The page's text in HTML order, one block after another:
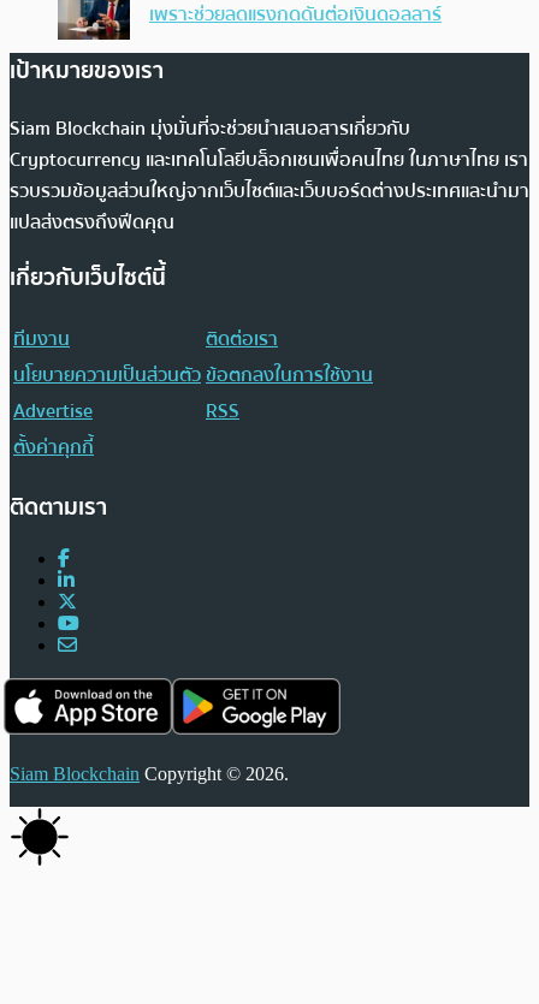
เพราะช่วยลดแรงกดดันต่อเงินดอลลาร์
เป้าหมายของเรา
Siam Blockchain มุ่งมั่นที่จะช่วยนำเสนอสารเกี่ยวกับ
Cryptocurrency และเทคโนโลยีบล็อกเชนเพื่อคนไทย ในภาษาไทย เรา
รวบรวมข้อมูลส่วนใหญ่จากเว็บไซต์และเว็บบอร์ดต่างประเทศและนำมา
แปลส่งตรงถึงฟีดคุณ
เกี่ยวกับเว็บไซต์นี้
ทีมงาน
ติดต่อเรา
นโยบายความเป็นส่วนตัวข้อตกลงในการใช้งาน
Advertise
RSS
ตั้งค่าคุกกี้
ติดตามเรา
Siam Blockchain Copyright © 2026.